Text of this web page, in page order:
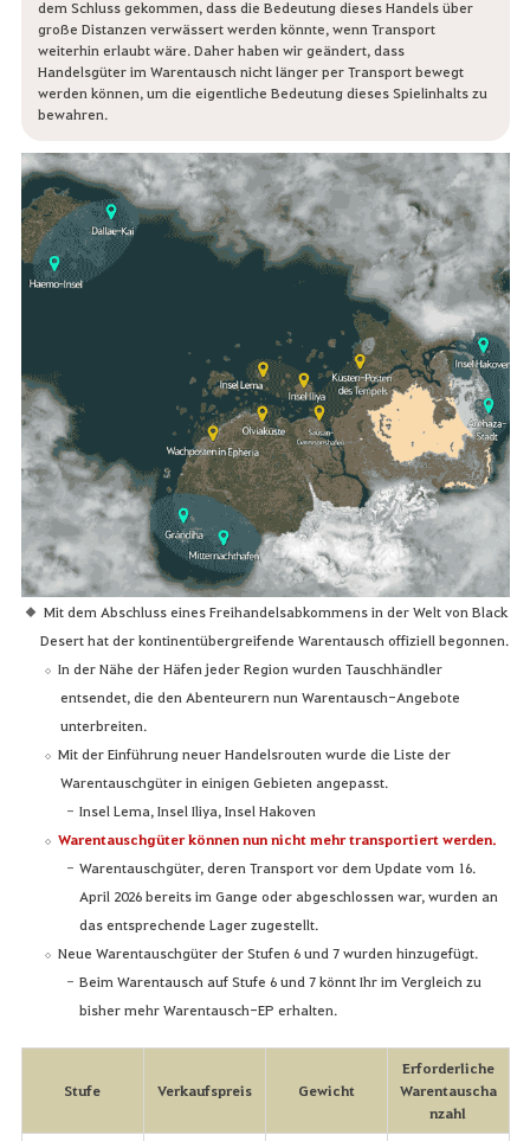
dem Schluss gekommen, dass die Bedeutung dieses Handels über
große Distanzen verwässert werden könnte, wenn Transport
weiterhin erlaubt wäre. Daher haben wir geändert, dass
Handelsgüter im Warentausch nicht länger per Transport bewegt
werden können, um die eigentliche Bedeutung dieses Spielinhalts zu
bewahren.
Mit dem Abschluss eines Freihandelsabkommens in der Welt von Black
Desert hat der kontinentübergreifende Warentausch offiziell begonnen.
In der Nähe der Häfen jeder Region wurden Tauschhändler
entsendet, die den Abenteurern nun Warentausch-Angebote
unterbreiten.
Mit der Einführung neuer Handelsrouten wurde die Liste der
Warentauschgüter in einigen Gebieten angepasst.
Insel Lema, Insel Iliya, Insel Hakoven
Warentauschgüter können nun nicht mehr transportiert werden.
Warentauschgüter, deren Transport vor dem Update vom 16.
April 2026 bereits im Gange oder abgeschlossen war, wurden an
das entsprechende Lager zugestellt.
Neue Warentauschgüter der Stufen 6 und 7 wurden hinzugefügt.
Beim Warentausch auf Stufe 6 und 7 könnt Ihr im Vergleich zu
bisher mehr Warentausch-EP erhalten.
Stufe Verkaufspreis Gewicht
Erforderliche
Warentauscha
nzahl